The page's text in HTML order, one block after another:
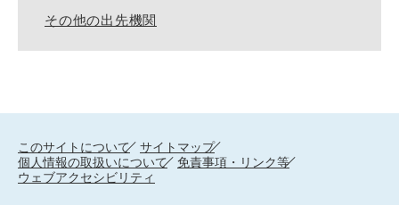
その他の出先機関
このサイトについて
サイトマップ
個人情報の取扱いについて
免責事項・リンク等
ウェブアクセシビリティ